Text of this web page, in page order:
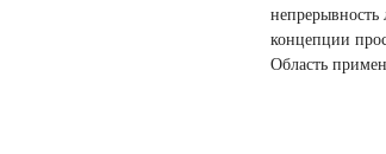
концепции
Область